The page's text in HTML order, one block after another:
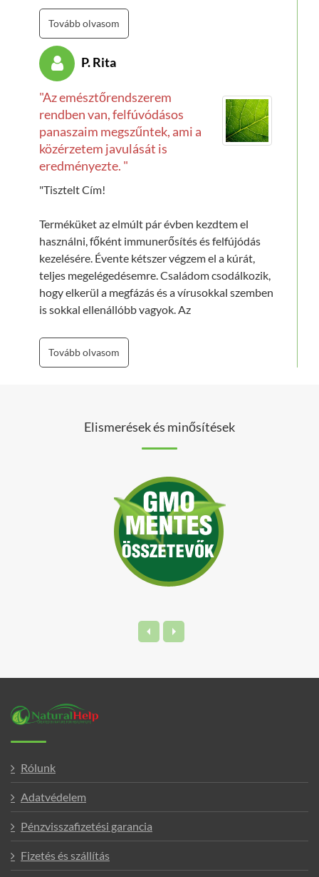
szükségem.
Még egyszer köszönöm a terméket, nem egy
embernek ajánlottam már akik hasonlóan
szenvedtek székrekedésben. Sok sikert önöknek,
még találkozunk."
Tovább olvasom
P. Rita
"Az emésztőrendszerem
rendben van, felfúvódásos
panaszaim megszűntek, ami a
közérzetem javulását is
eredményezte. "
"Tisztelt Cím!
Terméküket az elmúlt pár évben kezdtem el
használni, főként immunerősítés és felfújódás
kezelésére. Évente kétszer végzem el a kúrát,
teljes megelégedésemre. Családom csodálkozik,
hogy elkerül a megfázás és a vírusokkal szemben
is sokkal ellenállóbb vagyok. Az
panaszaim megszűntek, ami a közérzetem
javulását is eredményezte.
Tovább olvasom
Elismerések és minősítések
Rólunk
Adatvédelem
Pénzvisszafizetési garancia
Fizetés és szállítás